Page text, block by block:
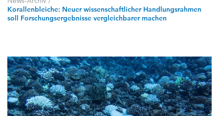
Korallenbleiche: Neuer wissenschaftlicher Handlungsrahmen
soll Forschungsergebnisse vergleichbarer machen